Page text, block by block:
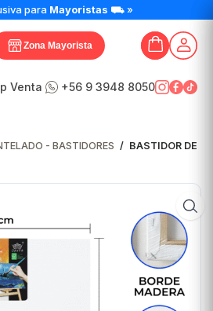
para Mayoristas ⛟ »
Zona Mayorista
Venta +56 9 3948 8050
- BASTIDORES / BASTIDOR DE